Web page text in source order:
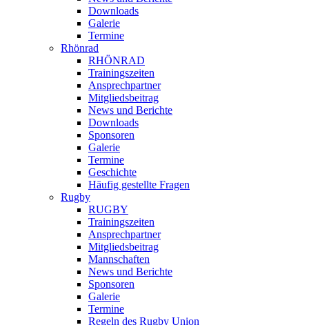
Downloads
Galerie
Termine
Rhönrad
RHÖNRAD
Trainingszeiten
Ansprechpartner
Mitgliedsbeitrag
News und Berichte
Downloads
Sponsoren
Galerie
Termine
Geschichte
Häufig gestellte Fragen
Rugby
RUGBY
Trainingszeiten
Ansprechpartner
Mitgliedsbeitrag
Mannschaften
News und Berichte
Sponsoren
Galerie
Termine
Regeln des Rugby Union